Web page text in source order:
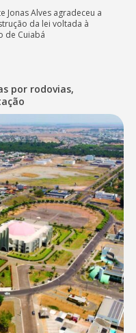
Jonas Alves agradeceu a
da lei voltada à
de Cuiabá
por rodovias,